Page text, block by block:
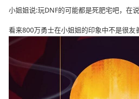
小姐姐说:玩DNF的可能都是死肥宅吧，在
看来800万勇士在小姐姐的印象中不是很友